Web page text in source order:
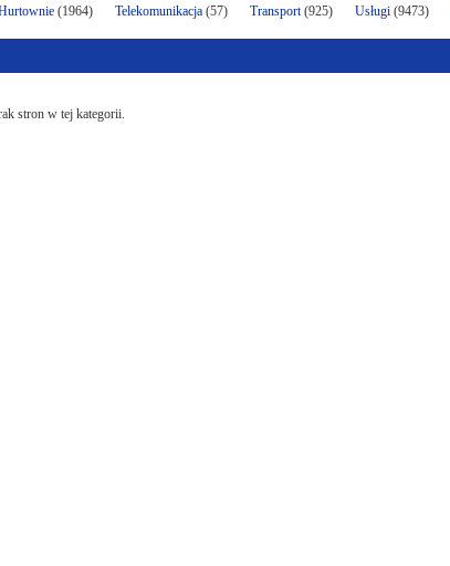
(1964) Telekomunikacja (57) Transport(925) Usługi (9473)
stron w tej kategorii.